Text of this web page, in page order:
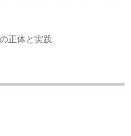
正体と実践